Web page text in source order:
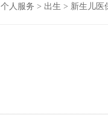
个人服务 > 出生 > 新生儿医